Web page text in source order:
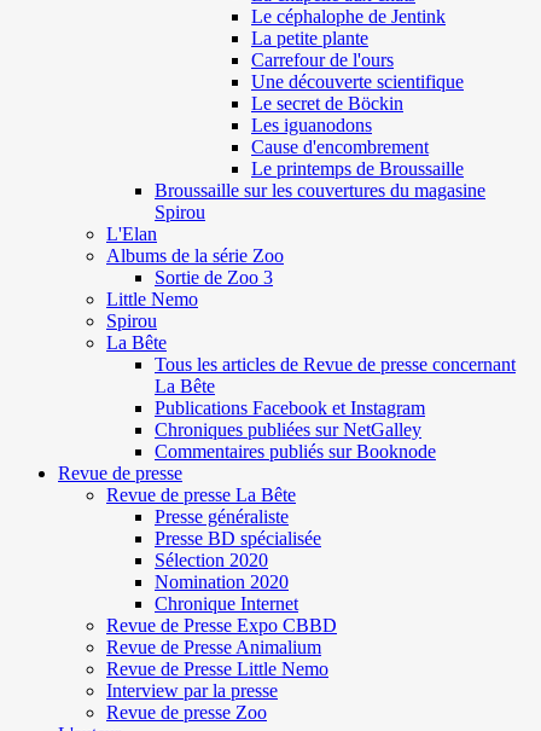
Le céphalophe de Jentink
La petite plante
Carrefour de l'ours
Une découverte scientifique
Le secret de Böckin
Les iguanodons
Cause d'encombrement
Le printemps de Broussaille
Broussaille sur les couvertures du magasine
Spirou
L'Elan
Albums de la série Zoo
Sortie de Zoo 3
Little Nemo
Spirou
La Bête
Tous les articles de Revue de presse concernant
La Bête
Publications Facebook et Instagram
Chroniques publiées sur NetGalley
Commentaires publiés sur Booknode
Revue de presse
Revue de presse La Bête
Presse généraliste
Presse BD spécialisée
Sélection 2020
Nomination 2020
Chronique Internet
Revue de Presse Expo CBBD
Revue de Presse Animalium
Revue de Presse Little Nemo
Interview par la presse
Revue de presse Zoo